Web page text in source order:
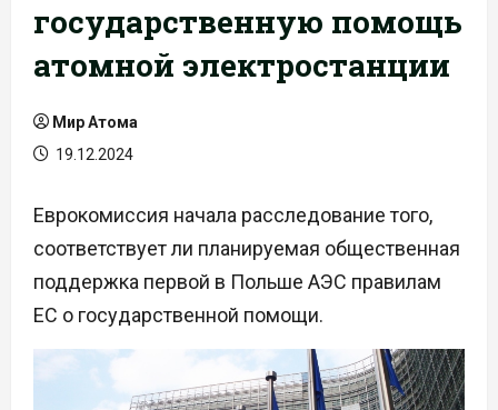
государственную помощь
атомной электростанции
Мир Атома
19.12.2024
Еврокомиссия начала расследование того,
соответствует ли планируемая общественная
поддержка первой в Польше АЭС правилам
ЕС о государственной помощи.